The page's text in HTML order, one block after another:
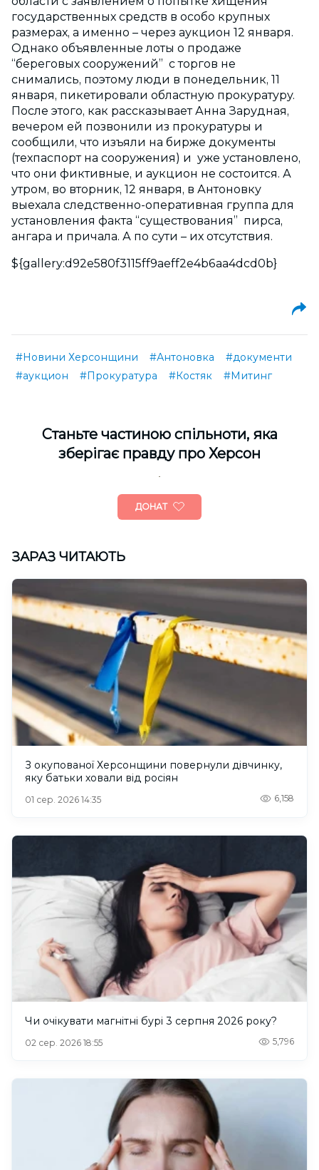
государственных средств в особо крупных
размерах, а именно – через аукцион 12 января.
Однако объявленные лоты о продаже
“береговых сооружений” с торгов не
снимались, поэтому люди в понедельник, 11
января, пикетировали областную прокуратуру.
После этого, как рассказывает Анна Зарудная,
вечером ей позвонили из прокуратуры и
сообщили, что изъяли на бирже документы
(техпаспорт на сооружения) и уже установлено,
что они фиктивные, и аукцион не состоится. А
утром, во вторник, 12 января, в Антоновку
выехала следственно-оперативная группа для
установления факта “существования” пирса,
ангара и причала. А по сути – их отсутствия.
${gallery:d92e580f3115ff9aeff2e4b6aa4dcd0b}
#Новини Херсонщини #Антоновка
#документи
#аукцион
#Прокуратура #Костяк #Митинг
Cтаньте частиною спільноти, яка
зберігає правду про Херсон
ДОНАТ
ЗАРАЗ ЧИТАЮТЬ
З окупованої Херсонщини повернули дівчинку,
яку батьки ховали від росіян
01 сер. 2026 14:35 6,158
Чи очікувати магнітні бурі 3 серпня 2026 року?
02 сер. 2026 18:55 5,796